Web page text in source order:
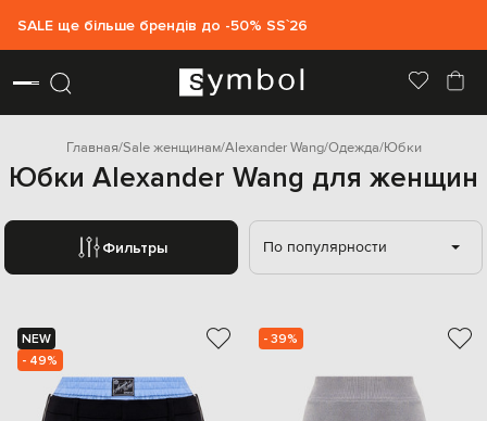
SALE ще більше брендів до -50% SS`26
Главная Sale женщинам Alexander Wang Одежда Юбки
Юбки Alexander Wang для женщин
Фильтры По популярности
NEW
- 49%
- 39%